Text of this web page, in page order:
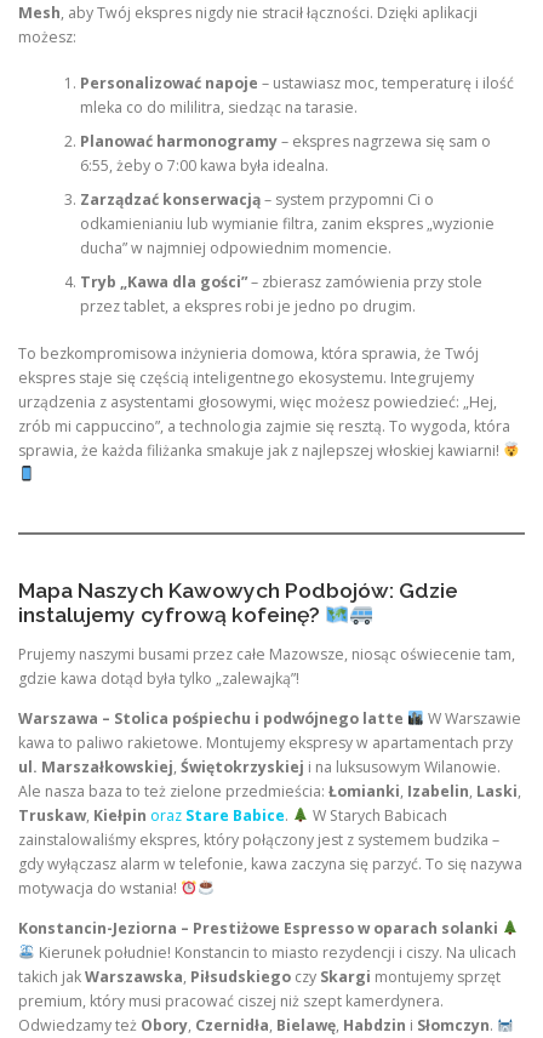
Mesh, aby Twój ekspres nigdy nie stracił łączności. Dzięki aplikacji
możesz:
Personalizować napoje – ustawiasz moc, temperaturę i ilość
mleka co do mililitra, siedząc na tarasie.
Planować harmonogramy– ekspres nagrzewa się sam o
6:55, żeby o 7:00 kawa była idealna.
Zarządzać konserwacją– system przypomni Ci o
odkamienianiu lub wymianie filtra, zanim ekspres „wyzionie
ducha” w najmniej odpowiednim momencie.
Tryb „Kawa dla gości”– zbierasz zamówienia przy stole
przez tablet, a ekspres robi je jedno po drugim.
To bezkompromisowa inżynieria domowa, która sprawia, że Twój
ekspres staje się częścią inteligentnego ekosystemu. Integrujemy
urządzenia z asystentami głosowymi, więc możesz powiedzieć: „Hej,
zrób mi cappuccino”, a technologia zajmie się resztą. To wygoda, która
sprawia, że każda filiżanka smakuje jak z najlepszej włoskiej kawiarni!
Mapa Naszych Kawowych Podbojów: Gdzie
instalujemy cyfrową kofeinę?
Prujemy naszymi busami przez całe Mazowsze, niosąc oświecenie tam,
gdzie kawa dotąd była tylko „zalewajką”!
Warszawa – Stolica pośpiechu i podwójnego latte
W Warszawie
kawa to paliwo rakietowe. Montujemy ekspresy w apartamentach przy
ul. Marszałkowskiej, Świętokrzyskiej i na luksusowym Wilanowie.
Ale nasza baza to też zielone przedmieścia: Łomianki, Izabelin, Laski,
Truskaw, Kiełpin oraz Stare Babice.
W Starych Babicach
zainstalowaliśmy ekspres, który połączony jest z systemem budzika –
gdy wyłączasz alarm w telefonie, kawa zaczyna się parzyć. To się nazywa
motywacja do wstania!
Konstancin-Jeziorna – Prestiżowe Espresso w oparach solanki
Kierunek południe! Konstancin to miasto rezydencji i ciszy. Na ulicach
takich jakWarszawska, Piłsudskiego czy Skargi montujemy sprzęt
premium, który musi pracować ciszej niż szept kamerdynera.
Odwiedzamy też Obory, Czernidła, Bielawę, Habdzin i Słomczyn.